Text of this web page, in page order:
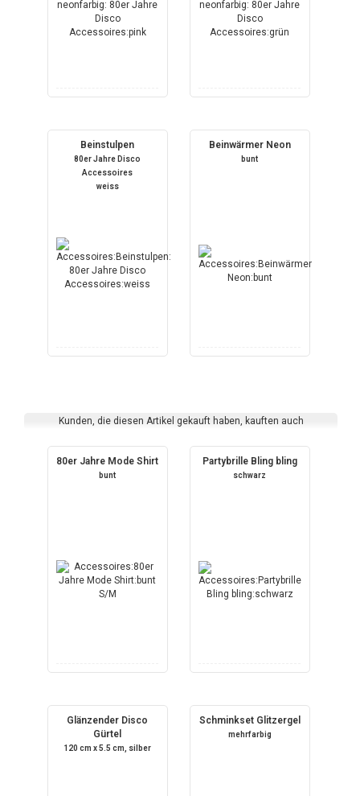
Beinstulpen
80er Jahre Disco
Accessoires
weiss
Beinwärmer Neon
bunt
Kunden, die diesen Artikel gekauft haben, kauften auch
80er Jahre Mode Shirt
bunt
Partybrille Bling bling
schwarz
Glänzender Disco
Gürtel
120 cm x 5.5 cm, silber
Schminkset Glitzergel
mehrfarbig